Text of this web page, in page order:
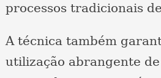
processos tradicionais
A técnica também
utilização abrangente